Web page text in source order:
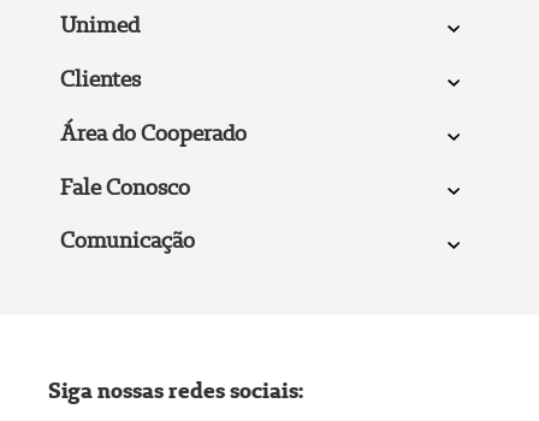
Unimed
Clientes
Área do Cooperado
Fale Conosco
Comunicação
Siga nossas redes sociais: